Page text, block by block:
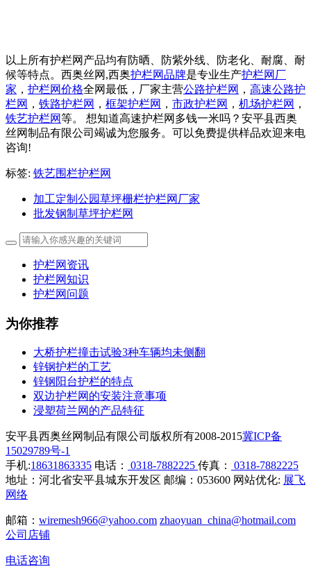
以上所有护栏网产品均有防晒、防紫外线、防老化、耐腐、耐
候等特点。西奥丝网,西奥护栏网品牌是专业生产护栏网厂
家 ， 护栏网价格全网最低，厂家主营公路护栏网 ， 高速公路护
栏网 ， 铁路护栏网 ， 框架护栏网 ， 市政护栏网 ， 机场护栏网 ，
铁艺护栏网等。 想知道高速护栏网多钱一米吗？安平县西奥
丝网制品有限公司竭诚为您服务。可以免费提供样品欢迎来电
咨询!
标签: 铁艺围栏护栏网
加工定制公园草坪栅栏护栏网厂家
批发钢制草坪护栏网
护栏网资讯
护栏网知识
护栏网问题
为你推荐
大桥护栏撞击试验3种车辆均未侧翻
锌钢护栏的工艺
锌钢阳台护栏的特点
双边护栏网的安装注意事项
浸塑荷兰网的产品特征
安平县西奥丝网制品有限公司版权所有2008-2015冀ICP备
15029789号-1
手机:18631863335 电话： 0318-7882225 传真：
0318-7882225
地址：河北省安平县城东开发区 邮编：053600 网站优化: 展飞
网络
邮箱： wiremesh966@yahoo.com zhaoyuan_china@hotmail.com
公司店铺
电话咨询